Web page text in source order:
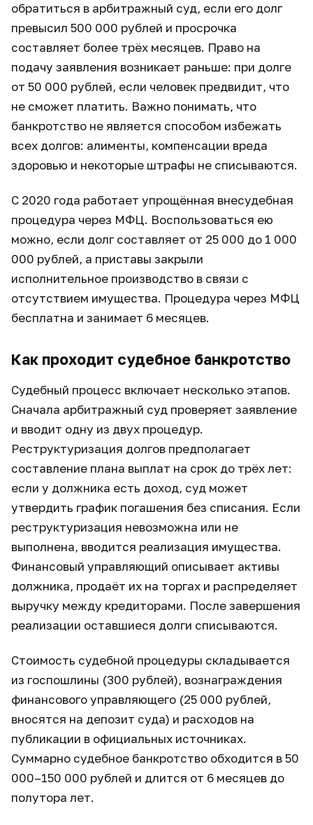
обратиться в арбитражный суд, если его долг
превысил 500 000 рублей и просрочка
составляет более трёх месяцев. Право на
подачу заявления возникает раньше: при долге
от 50 000 рублей, если человек предвидит, что
не сможет платить. Важно понимать, что
банкротство не является способом избежать
всех долгов: алименты, компенсации вреда
здоровью и некоторые штрафы не списываются.
С 2020 года работает упрощённая внесудебная
процедура через МФЦ. Воспользоваться ею
можно, если долг составляет от 25 000 до 1 000
000 рублей, а приставы закрыли
исполнительное производство в связи с
отсутствием имущества. Процедура через МФЦ
бесплатна и занимает 6 месяцев.
Как проходит судебное банкротство
Судебный процесс включает несколько этапов.
Сначала арбитражный суд проверяет заявление
и вводит одну из двух процедур.
Реструктуризация долгов предполагает
составление плана выплат на срок до трёх лет:
если у должника есть доход, суд может
утвердить график погашения без списания. Если
реструктуризация невозможна или не
выполнена, вводится реализация имущества.
Финансовый управляющий описывает активы
должника, продаёт их на торгах и распределяет
выручку между кредиторами. После завершения
реализации оставшиеся долги списываются.
Стоимость судебной процедуры складывается
из госпошлины (300 рублей), вознаграждения
финансового управляющего (25 000 рублей,
вносятся на депозит суда) и расходов на
публикации в официальных источниках.
Суммарно судебное банкротство обходится в 50
000–150 000 рублей и длится от 6 месяцев до
полутора лет.